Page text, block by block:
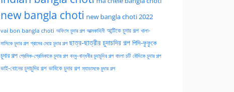
new bangla choti new bangla choti 2022
vai bon bangla choti অফিসে চুদার গল্প আত্মকাহিনী আন্টিকে চুদার গল্প খালা-
মাসিকে চুদার গল্প গ্রামের মেয়ে চুদার গল্প ছাত্র-ছাত্রীর চুদাচদির গল্প পিসি-ফুফুকে
চুদার গল্প প্রেমিক-প্রেমিকাকে চুদার গল্প বন্ধু-বান্ধবীর চুদাচুদির গল্প বাংলা চটি বৌদিকে চুদার গল্প
ভাই-বোনের চুদাচুদির গল্প ভাবিকে চুদার গল্প ম্যাডামকে চুদার গল্প